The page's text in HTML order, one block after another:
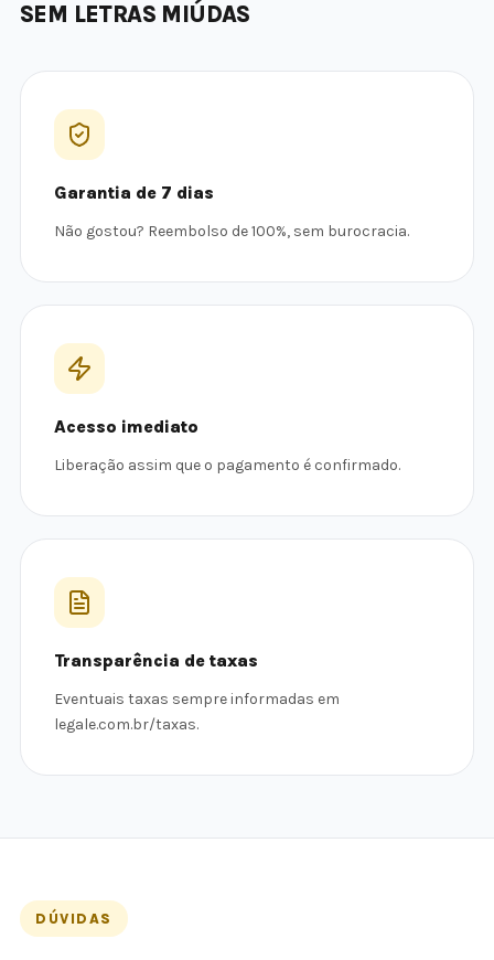
SEM LETRAS MIÚDAS
Garantia de 7 dias
Não gostou? Reembolso de 100%, sem burocracia.
Acesso imediato
Liberação assim que o pagamento é confirmado.
Transparência de taxas
Eventuais taxas sempre informadas em
legale.com.br/taxas.
DÚVIDAS